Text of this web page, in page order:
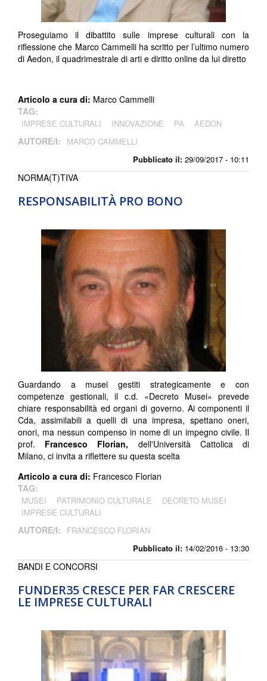
Pubblicato il: 29/09/2017 - 10:11
Proseguiamo il dibattito sulle imprese culturali con la
riflessione che Marco Cammelli ha scritto per l’ultimo numero
di Aedon, il quadrimestrale di arti e diritto online da lui diretto
Articolo a cura di: Marco Cammelli
TAG:
IMPRESE CULTURALI INNOVAZIONE PA AEDON
AUTORE/I: MARCO CAMMELLI
RESPONSABILITÀ PRO BONO
Pubblicato il: 14/02/2016 - 13:30
NORMA(T)TIVA
Guardando a musei gestiti strategicamente e con
competenze gestionali, il c.d. «Decreto Musei» prevede
chiare responsabilità ed organi di governo. Ai componenti il
Cda, assimilabili a quelli di una impresa, spettano oneri,
onori, ma nessun compenso in nome di un impegno civile. Il
prof. Francesco Florian, dell'Università Cattolica di
Milano, ci invita a riflettere su questa scelta
Articolo a cura di: Francesco Florian
TAG:
MUSEI PATRIMONIO CULTURALE
DECRETO MUSEI
IMPRESE CULTURALI
AUTORE/I: FRANCESCO FLORIAN
FUNDER35 CRESCE PER FAR CRESCERE
LE IMPRESE CULTURALI
BANDI E CONCORSI